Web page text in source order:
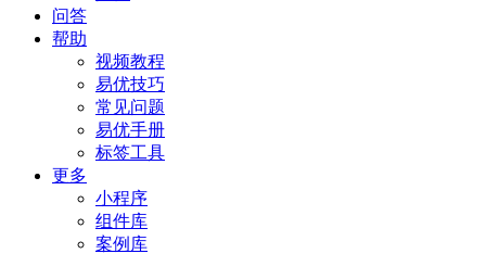
问答
帮助
视频教程
易优技巧
常见问题
易优手册
标签工具
更多
小程序
组件库
案例库